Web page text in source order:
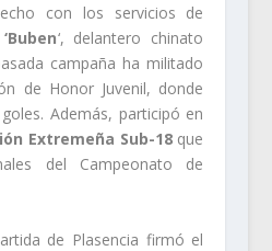
con los servicios de
‘, delantero chinato
campaña ha militado
de Honor Juvenil, donde
Además, participó en
Extremeña Sub-18que
del Campeonato de
de Plasencia firmó el